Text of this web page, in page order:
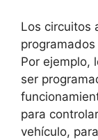
Los circuitos
Por ejemplo,
ser
para
vehículo,